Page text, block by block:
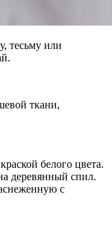
тесьму или
ткани,
белого цвета.
деревянный спил.
с